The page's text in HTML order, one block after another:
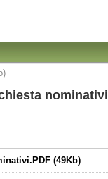
nominativi
(49Kb)